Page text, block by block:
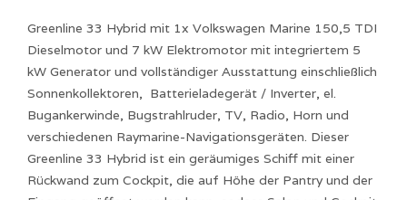
Greenline 33 Hybrid mit 1x Volkswagen Marine 150,5 TDI
Dieselmotor und 7 kW Elektromotor mit integriertem 5
kW Generator und vollständiger Ausstattung einschließlich
Sonnenkollektoren, Batterieladegerät / Inverter, el.
Bugankerwinde, Bugstrahlruder, TV, Radio, Horn und
verschiedenen Raymarine-Navigationsgeräten. Dieser
Greenline 33 Hybrid ist ein geräumiges Schiff mit einer
Rückwand zum Cockpit, die auf Höhe der Pantry und der